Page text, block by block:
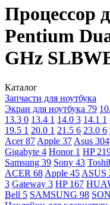
Процессор
Pentium
GHz
Каталог
Запчасти для ноутбука
Экран для ноутбука 79
13.3 0 13.4 1 14.0 3 14.1 1
19.5 1 20.0 1 21.5 6 23.0 6
Acer87 Apple 37 Asus 304
Gigabyte 4 Honor 1 HP
Samsung 39 Sony 43
ACER 68 Apple 45 ASUS
3 Gateway 3 HP 167
Bell 5 SAMSUNG 98